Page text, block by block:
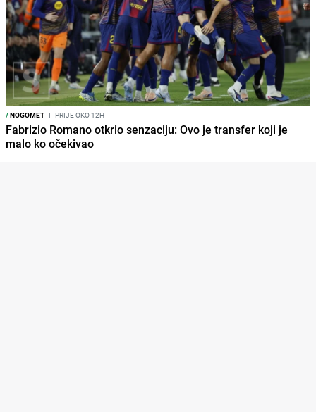
/NOGOMET I PRIJE OKO 12H
Fabrizio Romano otkrio senzaciju: Ovo je transfer koji je
malo ko očekivao